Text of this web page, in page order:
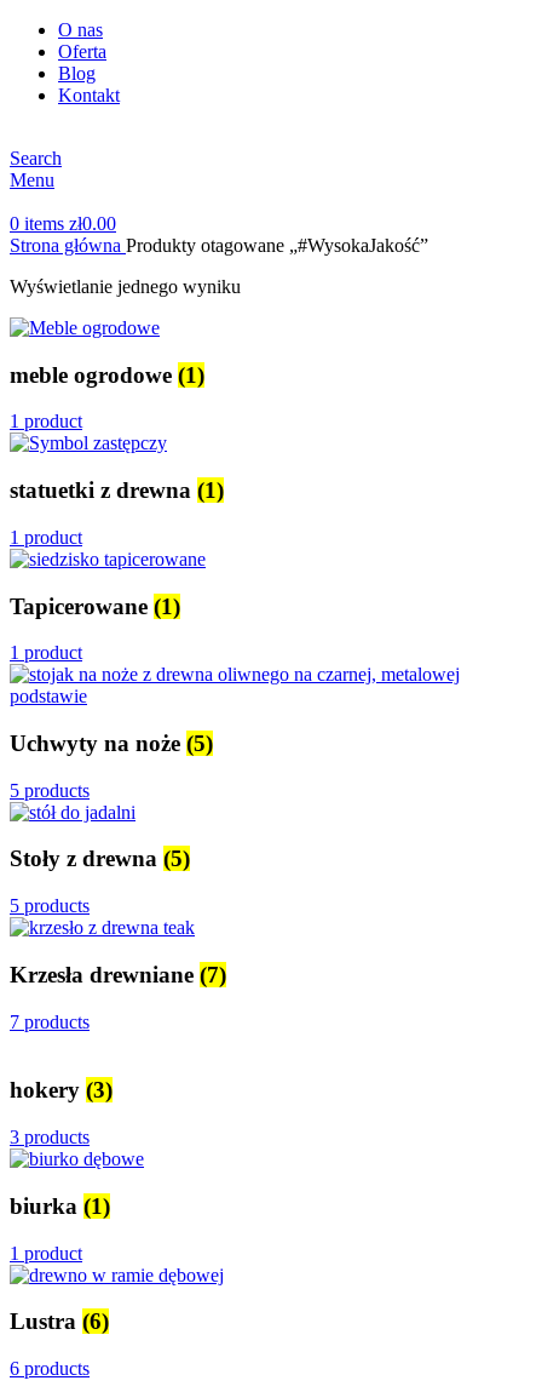
O nas
Oferta
Blog
Kontakt
Search
Menu
0 items zł0.00
Strona główna Produkty otagowane „#WysokaJakość”
Wyświetlanie jednego wyniku
meble ogrodowe (1)
1 product
statuetki z drewna (1)
1 product
Tapicerowane (1)
1 product
Uchwyty na noże (5)
5 products
Stoły z drewna (5)
5 products
Krzesła drewniane (7)
7 products
hokery (3)
3 products
biurka (1)
1 product
Lustra (6)
6 products